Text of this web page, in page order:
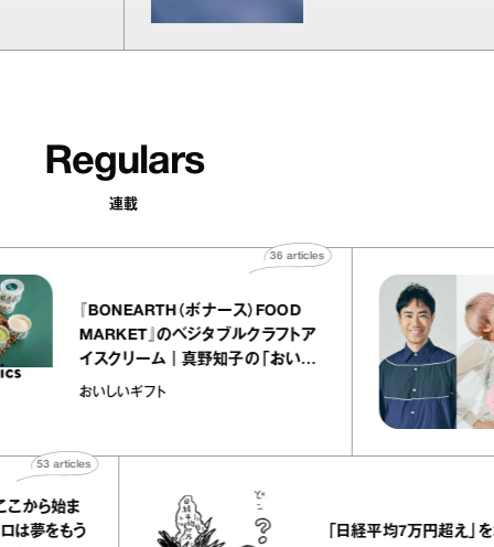
Regulars
連載
『BONEARTH（ボナース）FOOD
MARKET』のベジタブルクラフトア
イスクリーム｜真野知子の「おいし
いギフト」
おいしいギフト
う
「日経平均7万円超え」を堀潤さん